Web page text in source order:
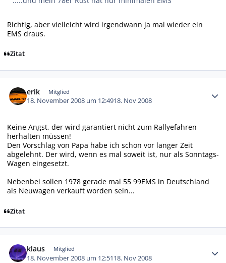
Richtig, aber vielleicht wird irgendwann ja mal wieder ein
EMS draus.
Zitat
erik Mitglied
18. November 2008 um 12:4918. Nov 2008
Keine Angst, der wird garantiert nicht zum Rallyefahren
herhalten müssen!
Den Vorschlag von Papa habe ich schon vor langer Zeit
abgelehnt. Der wird, wenn es mal soweit ist, nur als Sonntags-
Wagen eingesetzt.
Nebenbei sollen 1978 gerade mal 55 99EMS in Deutschland
als Neuwagen verkauft worden sein...
Zitat
klaus Mitglied
18. November 2008 um 12:5118. Nov 2008